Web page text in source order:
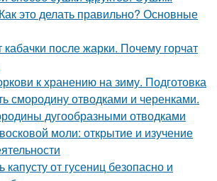
это делать правильно? Основные
кабачки после жарки. Почему горчат
к хранению на зиму. Подготовка
смородину отводками и черенками.
дугообразными отводками
моли: открытие и изучение
от гусениц безопасно и